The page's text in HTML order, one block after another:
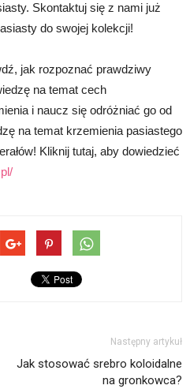
Skontaktuj się z nami już
do swojej kolekcji!
jak rozpoznać prawdziwy
na temat cech
i naucz się odróżniać go od
na temat krzemienia pasiastego
Kliknij tutaj, aby dowiedzieć
Następny artykuł
Jak stosować srebro koloidalne
na gronkowca?